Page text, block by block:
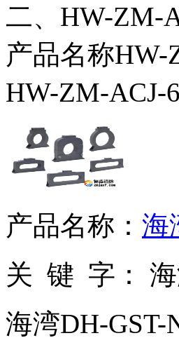
二、HW-ZM-
产品名称HW-
HW-ZM-ACJ-
产品名称： 海
关 键 字：
海湾DH-